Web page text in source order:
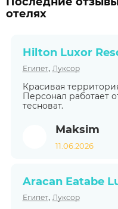
отелях
Hilton Luxor
Египет, Луксор
Красивая
Персонал работает
тесноват.
Maksim
11.06.2026
Aracan Eatabe
Египет, Луксор